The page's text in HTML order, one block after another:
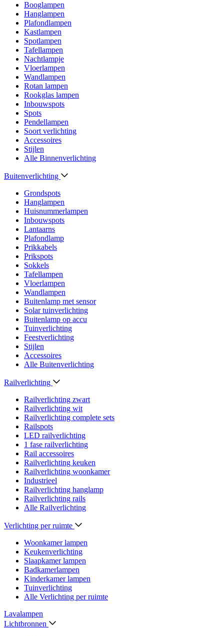
Booglampen
Hanglampen
Plafondlampen
Kastlampen
Spotlampen
Tafellampen
Nachtlampje
Vloerlampen
Wandlampen
Rotan lampen
Rookglas lampen
Inbouwspots
Spots
Pendellampen
Soort verlichting
Accessoires
Stijlen
Alle Binnenverlichting
Buitenverlichting
Grondspots
Hanglampen
Huisnummerlampen
Inbouwspots
Lantaarns
Plafondlamp
Prikkabels
Prikspots
Sokkels
Tafellampen
Vloerlampen
Wandlampen
Buitenlamp met sensor
Solar tuinverlichting
Buitenlamp op accu
Tuinverlichting
Feestverlichting
Stijlen
Accessoires
Alle Buitenverlichting
Railverlichting
Railverlichting zwart
Railverlichting wit
Railverlichting complete sets
Railspots
LED railverlichting
1 fase railverlichting
Rail accessoires
Railverlichting keuken
Railverlichting woonkamer
Industrieel
Railverlichting hanglamp
Railverlichting rails
Alle Railverlichting
Verlichting per ruimte
Woonkamer lampen
Keukenverlichting
Slaapkamer lampen
Badkamerlampen
Kinderkamer lampen
Tuinverlichting
Alle Verlichting per ruimte
Lavalampen
Lichtbronnen